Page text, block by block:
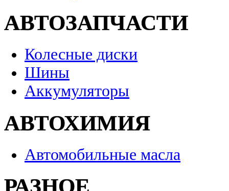
АВТОЗАПЧАСТИ
Колесные диски
Шины
Аккумуляторы
АВТОХИМИЯ
Автомобильные масла